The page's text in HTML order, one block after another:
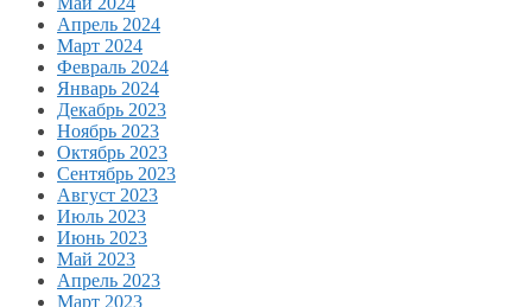
Апрель 2024
Март 2024
Февраль 2024
Январь 2024
Декабрь 2023
Ноябрь 2023
Октябрь 2023
Сентябрь 2023
Август 2023
Июль 2023
Июнь 2023
Май 2023
Апрель 2023
Март 2023